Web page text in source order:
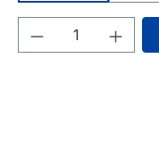
Produkt